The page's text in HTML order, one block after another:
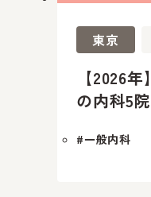
東京
【2026
の内科5院
#一般内科